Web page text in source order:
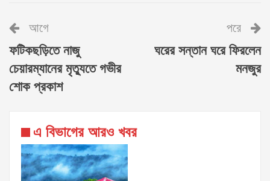
আগে
ফটিকছড়িতে নাজু
চেয়ারম্যানের মৃত্যুতে গভীর
শোক প্রকাশ
পরে
ঘরের সন্তান ঘরে ফিরলেন
মনজুর
এ বিভাগের আরও খবর